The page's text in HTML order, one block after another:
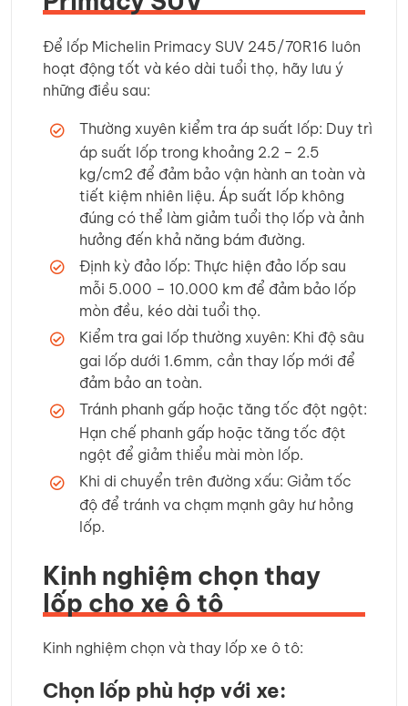
Để lốp Michelin Primacy SUV 245/70R16 luôn
hoạt động tốt và kéo dài tuổi thọ, hãy lưu ý
những điều sau:
Thường xuyên kiểm tra áp suất lốp: Duy trì
áp suất lốp trong khoảng 2.2 – 2.5
kg/cm2 để đảm bảo vận hành an toàn và
tiết kiệm nhiên liệu. Áp suất lốp không
đúng có thể làm giảm tuổi thọ lốp và ảnh
hưởng đến khả năng bám đường.
Định kỳ đảo lốp: Thực hiện đảo lốp sau
mỗi 5.000 – 10.000 km để đảm bảo lốp
mòn đều, kéo dài tuổi thọ.
Kiểm tra gai lốp thường xuyên: Khi độ sâu
gai lốp dưới 1.6mm, cần thay lốp mới để
đảm bảo an toàn.
Tránh phanh gấp hoặc tăng tốc đột ngột:
Hạn chế phanh gấp hoặc tăng tốc đột
ngột để giảm thiểu mài mòn lốp.
Khi di chuyển trên đường xấu: Giảm tốc
độ để tránh va chạm mạnh gây hư hỏng
lốp.
Kinh nghiệm chọn thay
lốp cho xe ô tô
Kinh nghiệm chọn và thay lốp xe ô tô:
Chọn lốp phù hợp với xe: